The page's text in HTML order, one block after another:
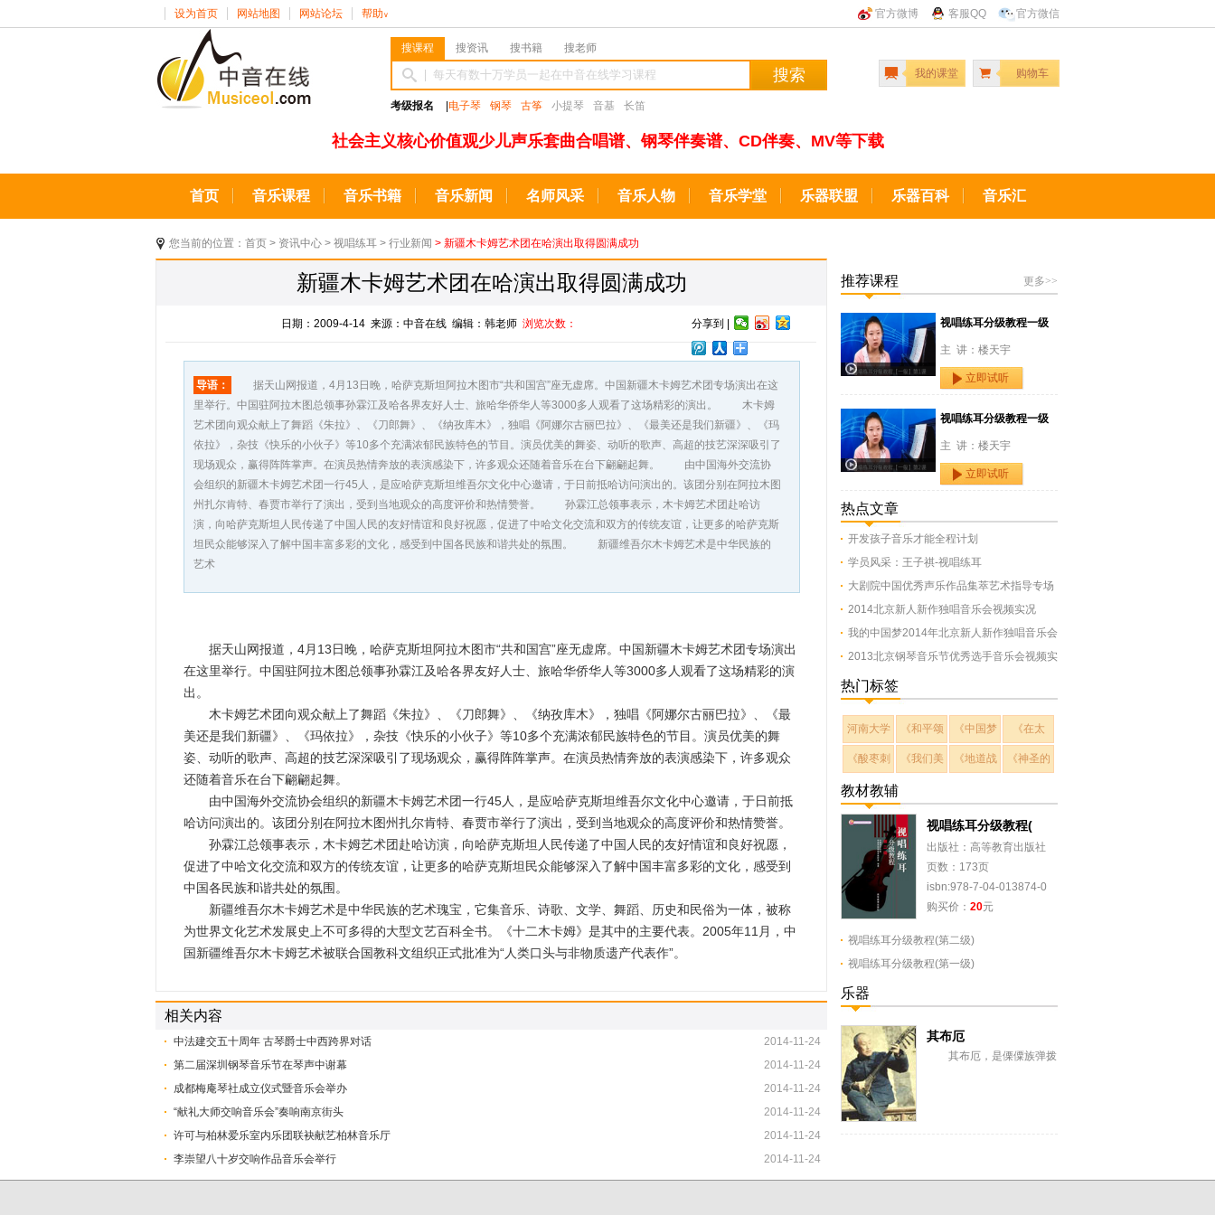
官方微博 客服QQ 官方微信
设为首页 网站地图 网站论坛 帮助 ∨
搜课程 搜资讯 搜书籍 搜老师
搜索
考级报名 电子琴 钢琴 古筝 小提琴 音基 长笛
我的课堂 购物车
社会主义核心价值观少儿声乐套曲合唱谱、钢琴伴奏谱、CD伴奏、MV等下载
首页 音乐课程 音乐书籍 音乐新闻 名师风采 音乐人物 音乐学堂 乐器联盟 乐器百科 音乐汇
您当前的位置： 首页 > 资讯中心 > 视唱练耳 > 行业新闻 > 新疆木卡姆艺术团在哈演出取得圆满成功
新疆木卡姆艺术团在哈演出取得圆满成功
分享到 |
日期：2009-4-14 来源：中音在线 编辑：韩老师 浏览次数：
导语：
据天山网报道，4月13日晚，哈萨克斯坦阿拉木图市“共和国宫”座无虚席。中国新疆木卡姆艺术团专场演出在这
里举行。中国驻阿拉木图总领事孙霖江及哈各界友好人士、旅哈华侨华人等3000多人观看了这场精彩的演出。 木卡姆
艺术团向观众献上了舞蹈《朱拉》、《刀郎舞》、《纳孜库木》，独唱《阿娜尔古丽巴拉》、《最美还是我们新疆》、《玛
依拉》，杂技《快乐的小伙子》等10多个充满浓郁民族特色的节目。演员优美的舞姿、动听的歌声、高超的技艺深深吸引了
现场观众，赢得阵阵掌声。在演员热情奔放的表演感染下，许多观众还随着音乐在台下翩翩起舞。 由中国海外交流协
会组织的新疆木卡姆艺术团一行45人，是应哈萨克斯坦维吾尔文化中心邀请，于日前抵哈访问演出的。该团分别在阿拉木图
州扎尔肯特、春贾市举行了演出，受到当地观众的高度评价和热情赞誉。 孙霖江总领事表示，木卡姆艺术团赴哈访
演，向哈萨克斯坦人民传递了中国人民的友好情谊和良好祝愿，促进了中哈文化交流和双方的传统友谊，让更多的哈萨克斯
坦民众能够深入了解中国丰富多彩的文化，感受到中国各民族和谐共处的氛围。 新疆维吾尔木卡姆艺术是中华民族的
艺术
据天山网报道，4月13日晚，哈萨克斯坦阿拉木图市“共和国宫”座无虚席。中国新疆木卡姆艺术团专场演出
在这里举行。中国驻阿拉木图总领事孙霖江及哈各界友好人士、旅哈华侨华人等3000多人观看了这场精彩的演
出。
木卡姆艺术团向观众献上了舞蹈《朱拉》、《刀郎舞》、《纳孜库木》，独唱《阿娜尔古丽巴拉》、《最
美还是我们新疆》、《玛依拉》，杂技《快乐的小伙子》等10多个充满浓郁民族特色的节目。演员优美的舞
姿、动听的歌声、高超的技艺深深吸引了现场观众，赢得阵阵掌声。在演员热情奔放的表演感染下，许多观众
还随着音乐在台下翩翩起舞。
由中国海外交流协会组织的新疆木卡姆艺术团一行45人，是应哈萨克斯坦维吾尔文化中心邀请，于日前抵
哈访问演出的。该团分别在阿拉木图州扎尔肯特、春贾市举行了演出，受到当地观众的高度评价和热情赞誉。
孙霖江总领事表示，木卡姆艺术团赴哈访演，向哈萨克斯坦人民传递了中国人民的友好情谊和良好祝愿，
促进了中哈文化交流和双方的传统友谊，让更多的哈萨克斯坦民众能够深入了解中国丰富多彩的文化，感受到
中国各民族和谐共处的氛围。
新疆维吾尔木卡姆艺术是中华民族的艺术瑰宝，它集音乐、诗歌、文学、舞蹈、历史和民俗为一体，被称
为世界文化艺术发展史上不可多得的大型文艺百科全书。《十二木卡姆》是其中的主要代表。2005年11月，中
国新疆维吾尔木卡姆艺术被联合国教科文组织正式批准为“人类口头与非物质遗产代表作”。
相关内容
中法建交五十周年 古琴爵士中西跨界对话
2014-11-24
第二届深圳钢琴音乐节在琴声中谢幕
2014-11-24
成都梅庵琴社成立仪式暨音乐会举办
2014-11-24
“献礼大师交响音乐会”奏响南京街头
2014-11-24
许可与柏林爱乐室内乐团联袂献艺柏林音乐厅
2014-11-24
李崇望八十岁交响作品音乐会举行
2014-11-24
更多>>
推荐课程
视唱练耳分级教程一级
主 讲：楼天宇
立即试听
视唱练耳分级教程一级
主 讲：楼天宇
立即试听
热点文章
开发孩子音乐才能全程计划
学员风采：王子祺-视唱练耳
大剧院中国优秀声乐作品集萃艺术指导专场
2014北京新人新作独唱音乐会视频实况
我的中国梦2014年北京新人新作独唱音乐会
2013北京钢琴音乐节优秀选手音乐会视频实
热门标签
河南大学 《和平颂 《中国梦 《在太
《酸枣刺 《我们美 《地道战 《神圣的
教材教辅
视唱练耳分级教程(
出版社：高等教育出版社
页数：173页
isbn:978-7-04-013874-0
购买价： 20元
视唱练耳分级教程(第二级)
视唱练耳分级教程(第一级)
乐器
其布厄
其布厄，是傈僳族弹拨